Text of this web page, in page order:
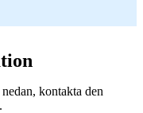
kontakta den